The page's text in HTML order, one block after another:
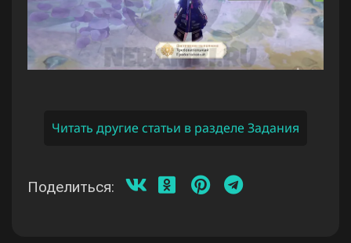
Читать другие статьи в разделе Задания
Поделиться: